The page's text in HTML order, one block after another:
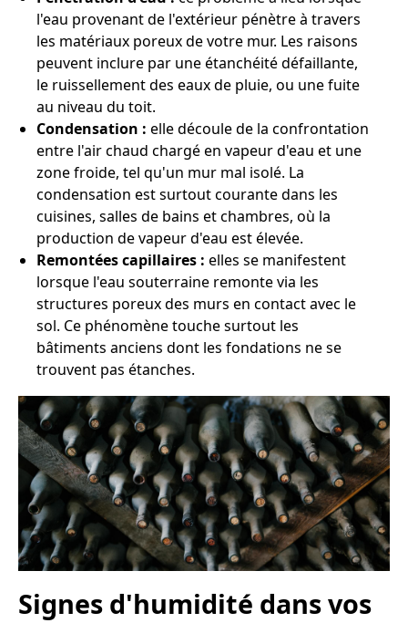
l'eau provenant de l'extérieur pénètre à travers
les matériaux poreux de votre mur. Les raisons
peuvent inclure par une étanchéité défaillante,
le ruissellement des eaux de pluie, ou une fuite
au niveau du toit.
Condensation : elle découle de la confrontation
entre l'air chaud chargé en vapeur d'eau et une
zone froide, tel qu'un mur mal isolé. La
condensation est surtout courante dans les
cuisines, salles de bains et chambres, où la
production de vapeur d'eau est élevée.
Remontées capillaires : elles se manifestent
lorsque l'eau souterraine remonte via les
structures poreux des murs en contact avec le
sol. Ce phénomène touche surtout les
bâtiments anciens dont les fondations ne se
trouvent pas étanches.
Signes d'humidité dans vos